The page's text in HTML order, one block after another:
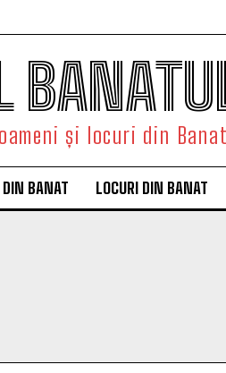
și locuri din Banat
BANAT LOCURI DIN BANAT